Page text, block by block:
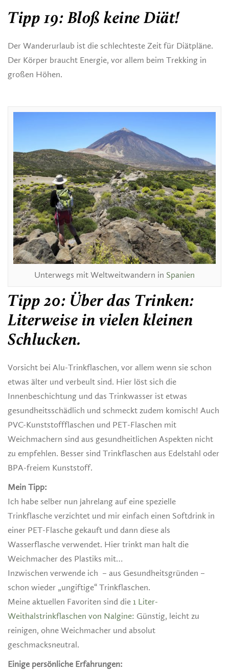
Tipp 19: Bloß keine Diät!
Der Wanderurlaub ist die schlechteste Zeit für Diätpläne.
Der Körper braucht Energie, vor allem beim Trekking in
großen Höhen.
Unterwegs mit Weltweitwandern in Spanien
Tipp 20: Über das Trinken:
Literweise in vielen kleinen
Schlucken.
Vorsicht bei Alu-Trinkflaschen, vor allem wenn sie schon
etwas älter und verbeult sind. Hier löst sich die
Innenbeschichtung und das Trinkwasser ist etwas
gesundheitsschädlich und schmeckt zudem komisch! Auch
PVC-Kunststoffflaschen und PET-Flaschen mit
Weichmachern sind aus gesundheitlichen Aspekten nicht
zu empfehlen. Besser sind Trinkflaschen aus Edelstahl oder
BPA-freiem Kunststoff.
Mein Tipp:
Ich habe selber nun jahrelang auf eine spezielle
Trinkflasche verzichtet und mir einfach einen Softdrink in
einer PET-Flasche gekauft und dann diese als
Wasserflasche verwendet. Hier trinkt man halt die
Weichmacher des Plastiks mit…
Inzwischen verwende ich – aus Gesundheitsgründen –
schon wieder „ungiftige“ Trinkflaschen.
Meine aktuellen Favoriten sind die 1 Liter-
Weithalstrinkflaschen von Nalgine: Günstig, leicht zu
reinigen, ohne Weichmacher und absolut
geschmacksneutral.
Einige persönliche Erfahrungen: